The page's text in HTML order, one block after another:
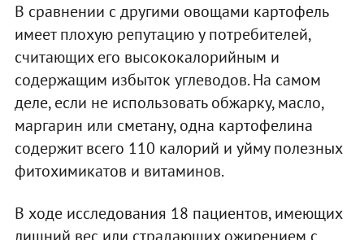
В сравнении с другими овощами картофель
имеет плохую репутацию у потребителей,
считающих его высококалорийным и
содержащим избыток углеводов. На самом
деле, если не использовать обжарку, масло,
маргарин или сметану, одна картофелина
содержит всего 110 калорий и уйму полезных
фитохимикатов и витаминов.
В ходе исследования 18 пациентов, имеющих